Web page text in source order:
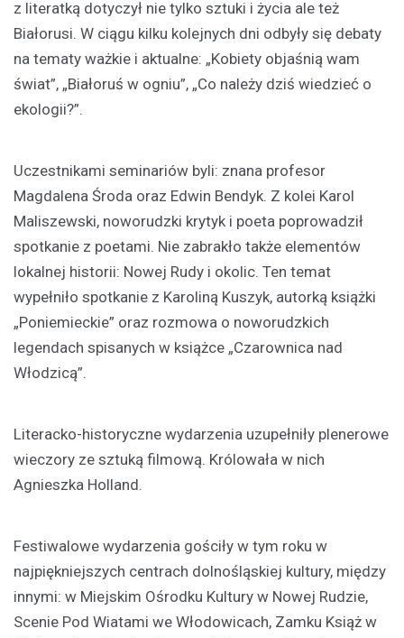
z literatką dotyczył nie tylko sztuki i życia ale też
Białorusi. W ciągu kilku kolejnych dni odbyły się debaty
na tematy ważkie i aktualne: „Kobiety objaśnią wam
świat”, „Białoruś w ogniu”, „Co należy dziś wiedzieć o
ekologii?”.
Uczestnikami seminariów byli: znana profesor
Magdalena Środa oraz Edwin Bendyk. Z kolei Karol
Maliszewski, noworudzki krytyk i poeta poprowadził
spotkanie z poetami. Nie zabrakło także elementów
lokalnej historii: Nowej Rudy i okolic. Ten temat
wypełniło spotkanie z Karoliną Kuszyk, autorką książki
„Poniemieckie” oraz rozmowa o noworudzkich
legendach spisanych w książce „Czarownica nad
Włodzicą”.
Literacko-historyczne wydarzenia uzupełniły plenerowe
wieczory ze sztuką filmową. Królowała w nich
Agnieszka Holland.
Festiwalowe wydarzenia gościły w tym roku w
najpiękniejszych centrach dolnośląskiej kultury, między
innymi: w Miejskim Ośrodku Kultury w Nowej Rudzie,
Scenie Pod Wiatami we Włodowicach, Zamku Książ w